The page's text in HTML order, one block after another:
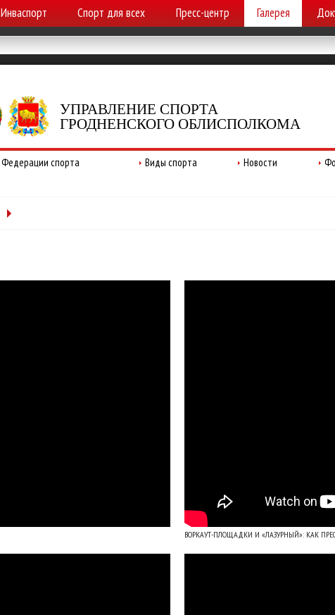
Инваспорт Спорт для всех Пресс-центр Галерея
УПРАВЛЕНИЕ СПОРТА
ГРОДНЕНСКОГО ОБЛИСПОЛКОМА
Федерации спорта Виды спорта Новости
ВОРКАУТ-ПЛОЩАДКИ И «ЛАЗУРНЫЙ»: КАК